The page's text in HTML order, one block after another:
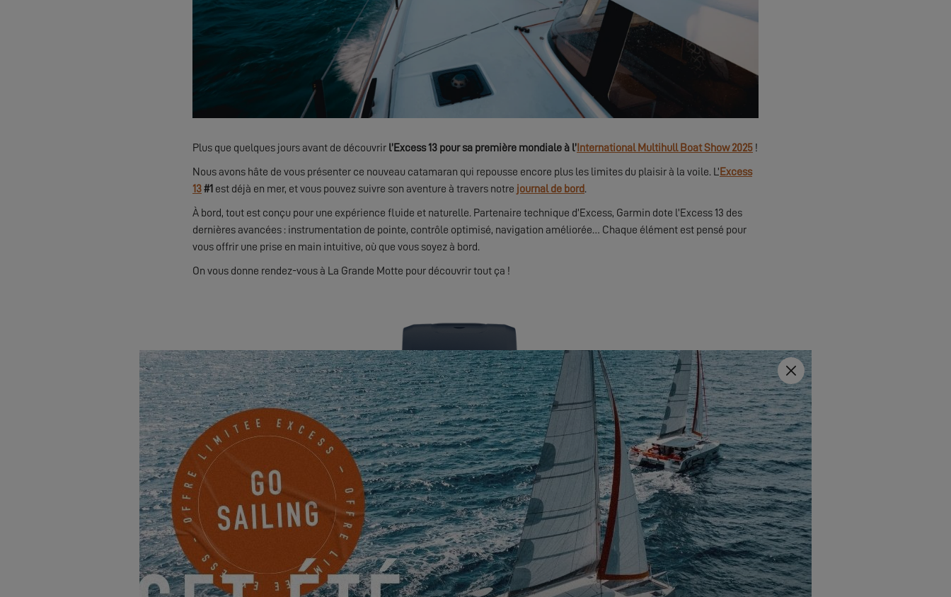
Plus que quelques jours avant de découvrir l’Excess 13 pour sa première mondiale à l’ International Multihull Boat Show 2025 !
Nous avons hâte de vous présenter ce nouveau catamaran qui repousse encore plus les limites du plaisir à la voile. L’ Excess
13#1 est déjà en mer, et vous pouvez suivre son aventure à travers notre journal de bord.
À bord, tout est conçu pour une expérience fluide et naturelle. Partenaire technique d’Excess, Garmin dote l’Excess 13 des
dernières avancées : instrumentation de pointe, contrôle optimisé, navigation améliorée… Chaque élément est pensé pour
vous offrir une prise en main intuitive, où que vous soyez à bord.
On vous donne rendez-vous à La Grande Motte pour découvrir tout ça !
Fermer